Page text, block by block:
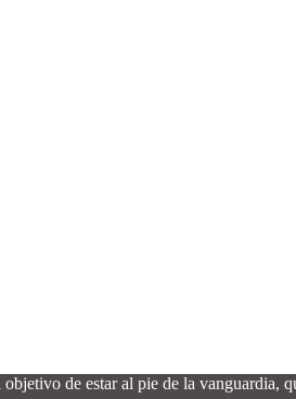
de estar al pie de la vanguardia,